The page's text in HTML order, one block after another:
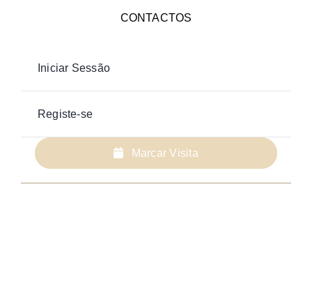
CONTACTOS
Iniciar Sessão
Registe-se
Marcar Visita